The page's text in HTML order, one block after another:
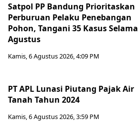
Satpol PP Bandung Prioritaskan
Perburuan Pelaku Penebangan
Pohon, Tangani 35 Kasus Selama
Agustus
Kamis, 6 Agustus 2026, 4:09 PM
PT APL Lunasi Piutang Pajak Air
Tanah Tahun 2024
Kamis, 6 Agustus 2026, 3:59 PM